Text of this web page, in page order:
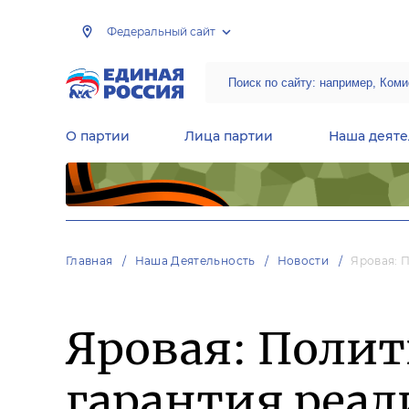
Федеральный сайт
О партии Лица партии Наша
Главная Наша Деятельность Новости Яровая:
Яровая: